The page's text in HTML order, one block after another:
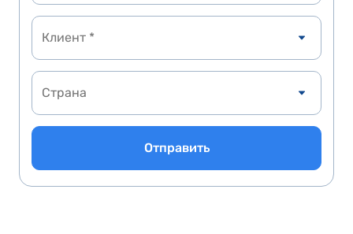
Клиент *
Отправить